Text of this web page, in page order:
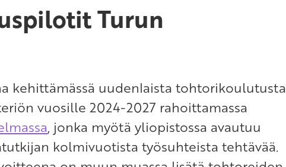
Turun
kehittämässä uudenlaista tohtorikoulutusta
vuosille 2024-2027 rahoittamassa
, jonka myötä yliopistossa avautuu
kolmivuotista työsuhteista tehtävää.